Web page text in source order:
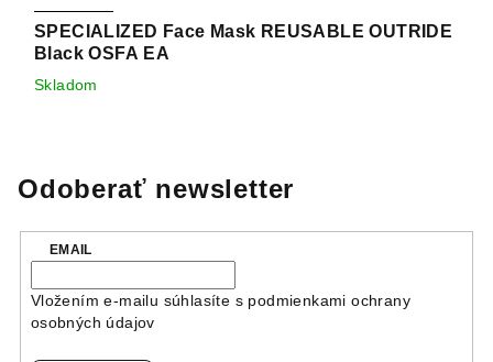
SPECIALIZED Face Mask REUSABLE OUTRIDE
Black OSFA EA
Skladom
Odoberať newsletter
EMAIL
Vložením e-mailu súhlasíte s podmienkami ochrany
osobných údajov